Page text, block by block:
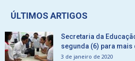
ÚLTIMOS ARTIGOS
Secretaria da
segunda (6) para mais
3 de janeiro de 2020